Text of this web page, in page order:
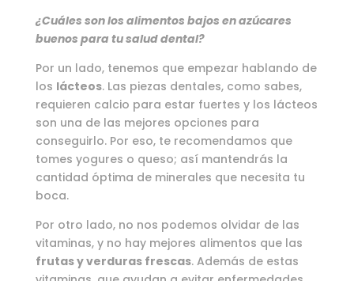
¿Cuáles son los alimentos bajos en azúcares
buenos para tu salud dental?
Por un lado, tenemos que empezar hablando de
los lácteos. Las piezas dentales, como sabes,
requieren calcio para estar fuertes y los lácteos
son una de las mejores opciones para
conseguirlo. Por eso, te recomendamos que
tomes yogures o queso; así mantendrás la
cantidad óptima de minerales que necesita tu
boca.
Por otro lado, no nos podemos olvidar de las
vitaminas, y no hay mejores alimentos que las
frutas y verduras frescas. Además de estas